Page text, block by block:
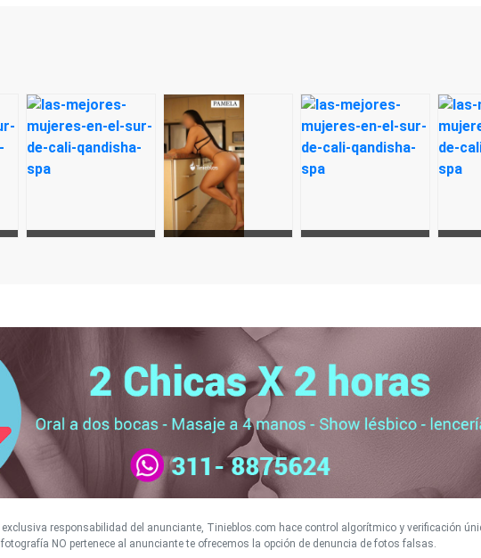
responsabilidad del anunciante, Tinieblos.com hace control algorítmico y verificación
NO pertenece al anunciante te ofrecemos la opción de denuncia de fotos falsas.